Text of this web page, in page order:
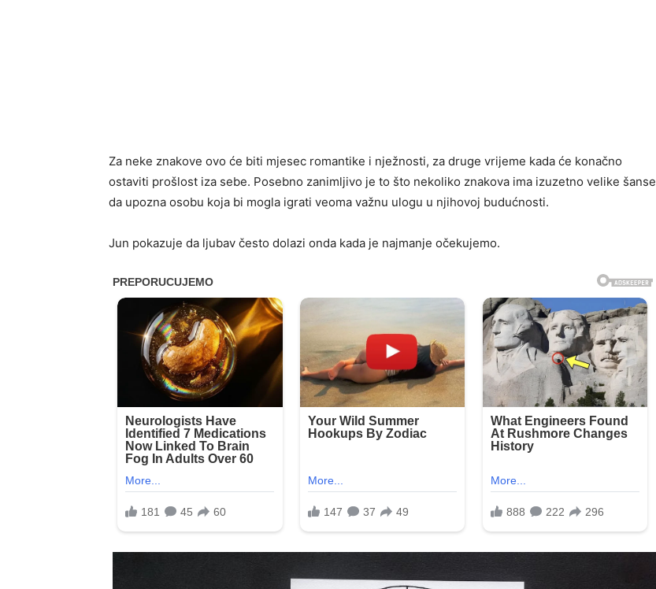
Za neke znakove ovo će biti mjesec romantike i nježnosti, za druge vrijeme kada će konačno
ostaviti prošlost iza sebe. Posebno zanimljivo je to što nekoliko znakova ima izuzetno velike šanse
da upozna osobu koja bi mogla igrati veoma važnu ulogu u njihovoj budućnosti.
Jun pokazuje da ljubav često dolazi onda kada je najmanje očekujemo.